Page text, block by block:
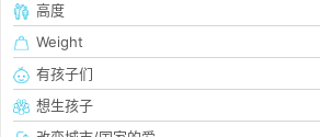
高度
Weight
有孩子们
想生孩子